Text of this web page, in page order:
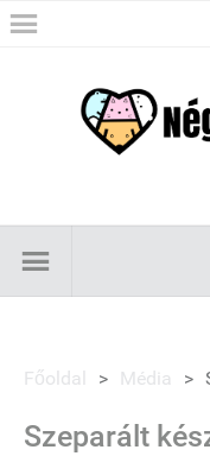
Főoldal > Média >
Szeparált